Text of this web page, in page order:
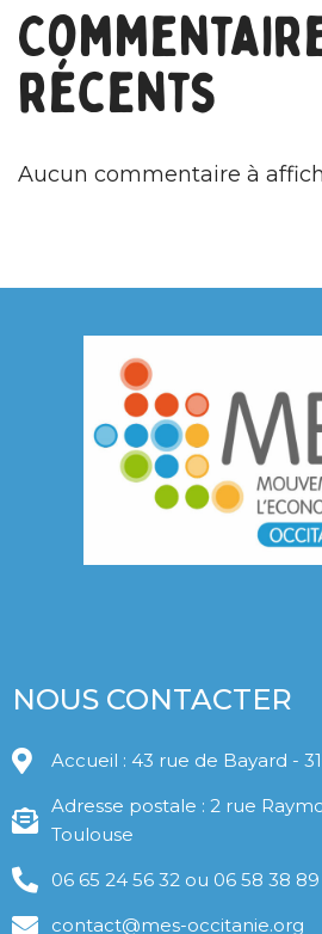
récents
Aucun commentaire à
NOUS CONTACTER
Accueil : 43 rue de Bayard -
Adresse postale : 2 rue
Toulouse
06 65 24 56 32 ou 06 58 38 89
contact@mes-occitanie.org